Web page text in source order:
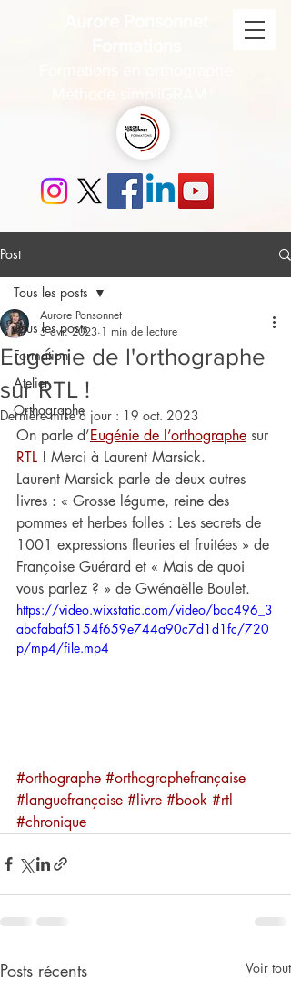
Post
Tous les posts
Formation
Atelier
Orthographe
Tous les posts
Eugénie de l'orthographe
sur RTL !
Aurore Ponsonnet
5 avr. 2023 1 min de lecture
Dernière mise à jour : 19 oct. 2023
On parle d’Eugénie de l’orthographe sur
RTL ! Merci à Laurent Marsick.
Laurent Marsick parle de deux autres
livres : « Grosse légume, reine des
pommes et herbes folles : Les secrets de
1001 expressions fleuries et fruitées » de
Françoise Guérard et « Mais de quoi
vous parlez ? » de Gwénaëlle Boulet.
https://video.wixstatic.com/video/bac496_3
abcfabaf5154f659e744a90c7d1d1fc/720
p/mp4/file.mp4
#orthographe #orthographefrançaise
#languefrançaise #livre #book #rtl
#chronique
Posts récents Voir tout